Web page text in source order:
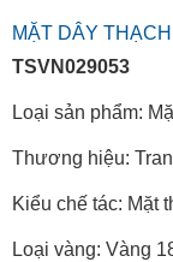
MẶT DÂY
TSVN029053
Loại sản phẩm:
Thương hiệu:
Kiểu chế tác: Mặt
Loại vàng: Vàng